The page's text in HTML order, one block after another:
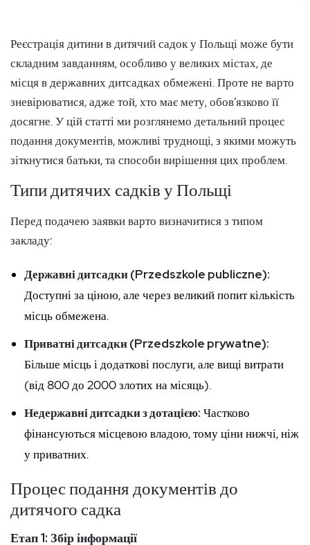
Реєстрація дитини в дитячий садок у Польщі може бути
складним завданням, особливо у великих містах, де
місця в державних дитсадках обмежені. Проте не варто
зневірюватися, адже той, хто має мету, обов’язково її
досягне. У цій статті ми розглянемо детальний процес
подання документів, можливі труднощі, з якими можуть
зіткнутися батьки, та способи вирішення цих проблем.
Типи дитячих садків у Польщі
Перед подачею заявки варто визначитися з типом
закладу:
Державні дитсадки (Przedszkole publiczne):
Доступні за ціною, але через великий попит кількість
місць обмежена.
Приватні дитсадки (Przedszkole prywatne):
Більше місць і додаткові послуги, але вищі витрати
(від 800 до 2000 злотих на місяць).
Недержавні дитсадки з дотацією: Частково
фінансуються місцевою владою, тому ціни нижчі, ніж
у приватних.
Процес подання документів до
дитячого садка
Етап 1: Збір інформації